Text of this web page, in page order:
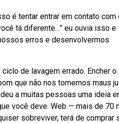
é tentar entrar em contato com
tá diferente…” eu ouvia isso e
erros e desenvolvermos
de lavagem errado. Encher o
que não nos tornemos maus
a muitas pessoas uma ideia
você deve. Web — mais de 70
sobreviver, terá de comprar